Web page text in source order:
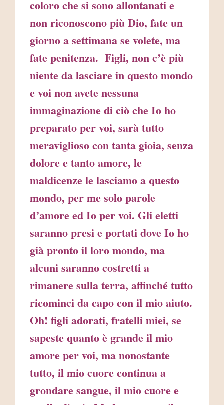
coloro che si sono allontanati e
non riconoscono più Dio, fate un
giorno a settimana se volete, ma
fate penitenza. Figli, non c’è più
niente da lasciare in questo mondo
e voi non avete nessuna
immaginazione di ciò che Io ho
preparato per voi, sarà tutto
meraviglioso con tanta gioia, senza
dolore e tanto amore, le
maldicenze le lasciamo a questo
mondo, per me solo parole
d’amore ed Io per voi. Gli eletti
saranno presi e portati dove Io ho
già pronto il loro mondo, ma
alcuni saranno costretti a
rimanere sulla terra, affinché tutto
ricominci da capo con il mio aiuto.
Oh! figli adorati, fratelli miei, se
sapeste quanto è grande il mio
amore per voi, ma nonostante
tutto, il mio cuore continua a
grondare sangue, il mio cuore e